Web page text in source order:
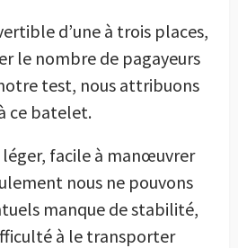
d’une à trois places,
le nombre de pagayeurs
test, nous attribuons
ce batelet.
léger, facile à manœuvrer
nous ne pouvons
manque de stabilité,
à le transporter